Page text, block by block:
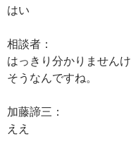
はい
相談者：
はっきり分かりません
そうなんですね。
加藤諦三：
ええ